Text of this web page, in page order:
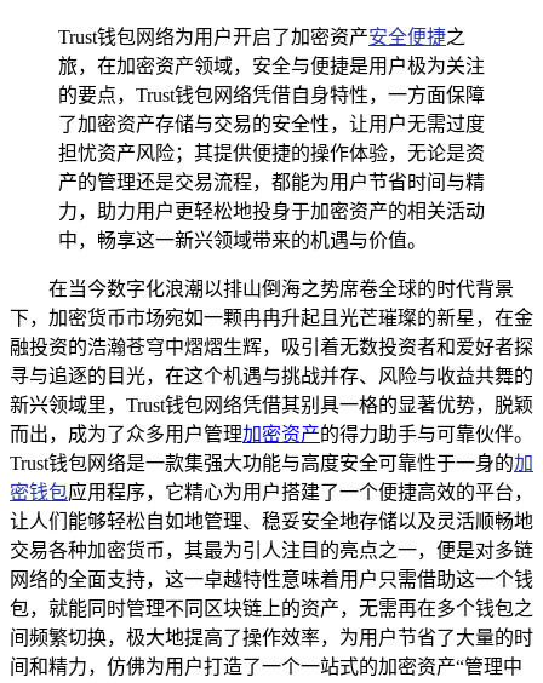
Trust钱包网络为用户开启了加密资产安全便捷之
旅，在加密资产领域，安全与便捷是用户极为关注
的要点，Trust钱包网络凭借自身特性，一方面保障
了加密资产存储与交易的安全性，让用户无需过度
担忧资产风险；其提供便捷的操作体验，无论是资
产的管理还是交易流程，都能为用户节省时间与精
力，助力用户更轻松地投身于加密资产的相关活动
中，畅享这一新兴领域带来的机遇与价值。
在当今数字化浪潮以排山倒海之势席卷全球的时代背景
下，加密货币市场宛如一颗冉冉升起且光芒璀璨的新星，在金
融投资的浩瀚苍穹中熠熠生辉，吸引着无数投资者和爱好者探
寻与追逐的目光，在这个机遇与挑战并存、风险与收益共舞的
新兴领域里，Trust钱包网络凭借其别具一格的显著优势，脱颖
而出，成为了众多用户管理加密资产的得力助手与可靠伙伴。
Trust钱包网络是一款集强大功能与高度安全可靠性于一身的加
密钱包应用程序，它精心为用户搭建了一个便捷高效的平台，
让人们能够轻松自如地管理、稳妥安全地存储以及灵活顺畅地
交易各种加密货币，其最为引人注目的亮点之一，便是对多链
网络的全面支持，这一卓越特性意味着用户只需借助这一个钱
包，就能同时管理不同区块链上的资产，无需再在多个钱包之
间频繁切换，极大地提高了操作效率，为用户节省了大量的时
间和精力，仿佛为用户打造了一个一站式的加密资产“管理中